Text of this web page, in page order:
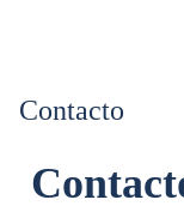
Contacto